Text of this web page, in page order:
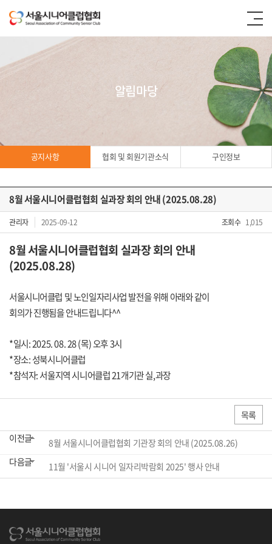
알림마당
공지사항 협회 및 회원기관소식 구인정보
공지사항
8월 서울시니어클럽협회 실과장 회의 안내 (2025.08.28)
관리자 2025-09-12 조회수 1,015
8월 서울시니어클럽협회 실과장 회의 안내
(2025.08.28)
서울시니어클럽 및 노인일자리사업 발전을 위해 아래와 같이
회의가 진행됨을 안내드립니다^^
*일시: 2025. 08. 28 (목) 오후 3시
*장소: 성북시니어클럽
*참석자: 서울지역 시니어클럽 21개기관 실,과장
목록
이전글
8월 서울시니어클럽협회 기관장 회의 안내 (2025.08.26)
다음글
11월 '서울시 시니어 일자리박람회 2025' 행사 안내